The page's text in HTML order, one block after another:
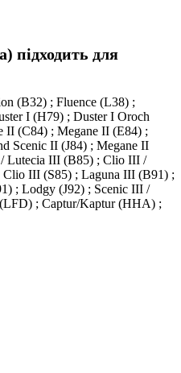
для
(B32) ; Fluence (L38) ;
I (H79) ; Duster I Oroch
II (C84) ; Megane II (E84) ;
Scenic II (J84) ; Megane II
Lutecia III (B85) ; Clio III /
III (S85) ; Laguna III (B91) ;
; Lodgy (J92) ; Scenic III /
; Captur/Kaptur (HHA) ;